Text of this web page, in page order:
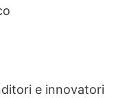
e innovatori